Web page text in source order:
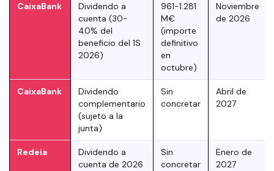
CaixaBank
Dividendo a
cuenta (30-
40% del
beneficio del 1S
2026)
961-1.281
M€
(importe
definitivo
en
octubre)
Noviembre
de 2026
CaixaBank
Dividendo
complementario
(sujeto a la
junta)
Sin
concretar
Abril de
2027
Redeia
Dividendo a
cuenta de 2026
Sin
concretar
Enero de
2027